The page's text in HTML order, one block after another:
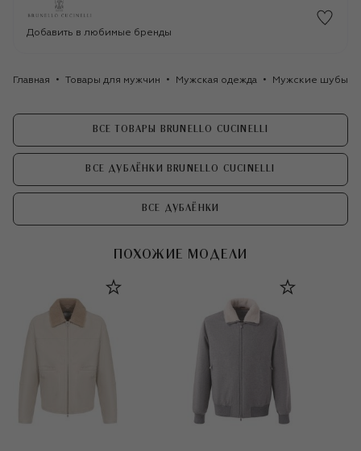
Добавить в любимые бренды
Главная Товары для мужчин Мужская одежда Мужские шубы и
ВСЕ ТОВАРЫ BRUNELLO CUCINELLI
ВСЕ ДУБЛЁНКИ BRUNELLO CUCINELLI
ВСЕ ДУБЛЁНКИ
ПОХОЖИЕ МОДЕЛИ